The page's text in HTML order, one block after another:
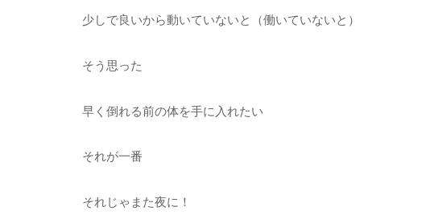
少しで良いから動いていないと（働いていないと）
そう思った
早く倒れる前の体を手に入れたい
それが一番
それじゃまた夜に！